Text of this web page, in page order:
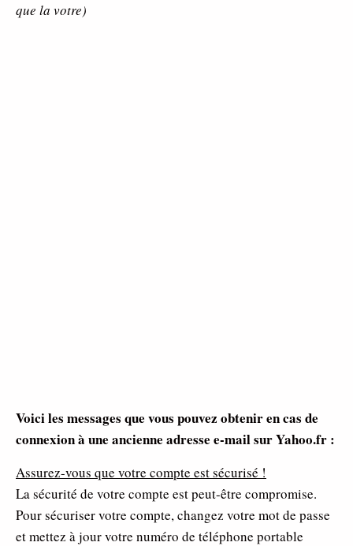
que la votre)
Voici les messages que vous pouvez obtenir en cas de
connexion à une ancienne adresse e-mail sur Yahoo.fr :
Assurez-vous que votre compte est sécurisé !
La sécurité de votre compte est peut-être compromise.
Pour sécuriser votre compte, changez votre mot de passe
et mettez à jour votre numéro de téléphone portable